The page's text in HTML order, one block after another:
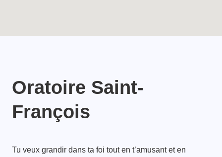
Oratoire Saint-
François
Tu veux grandir dans ta foi tout en t’amusant et en